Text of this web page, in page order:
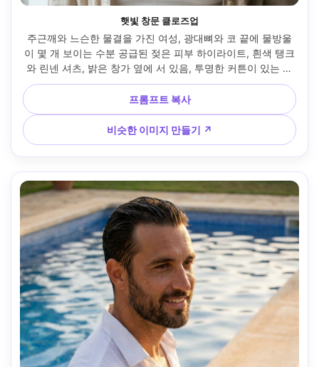
햇빛 창문 클로즈업
주근깨와 느슨한 물결을 가진 여성, 광대뼈와 코 끝에 물방울
이 몇 개 보이는 수분 공급된 젖은 피부 하이라이트, 흰색 탱크
와 린넨 셔츠, 밝은 창가 옆에 서 있음, 투명한 커튼이 있는 부
드러운 창문 조명, 니콘 Z8, 85mm f/2, 이마부터 쇄골까지 밀
착 크롭, 부드러운 미소, 사실적인 질감의 자연광 클로즈업, 미
묘한 따뜻한 그레이드, 높은 디테일, 날카로운 눈 --ar 4:5
프롬프트 복사
비슷한 이미지 만들기 ↗